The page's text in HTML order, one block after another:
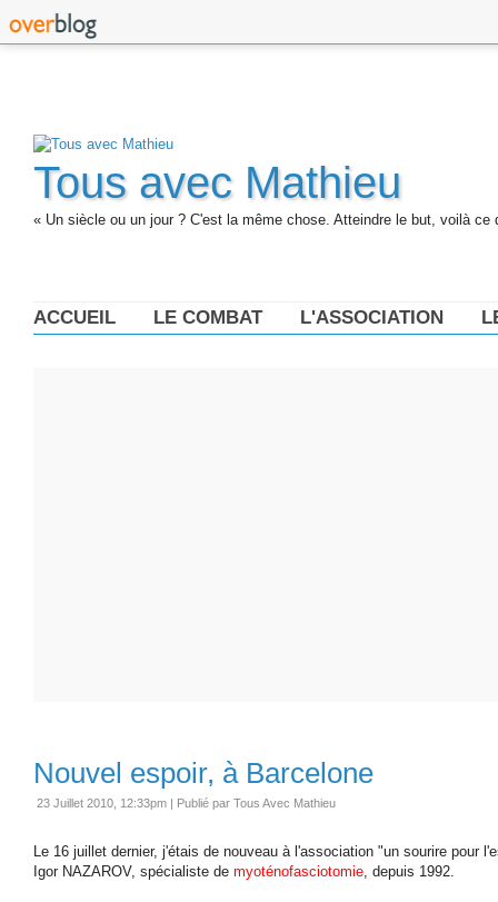
Tous avec Mathieu
« Un siècle ou un jour ? C'est la même chose. Atteindre le but, voilà ce
ACCUEIL LE COMBAT L'ASSOCIATION
Nouvel espoir, à Barcelone
23 Juillet 2010, 12:33pm | Publié par Tous Avec Mathieu
Le 16 juillet dernier, j'étais de nouveau à l'association "un sourire pour
Igor NAZAROV, spécialiste de myoténofasciotomie , depuis 1992.